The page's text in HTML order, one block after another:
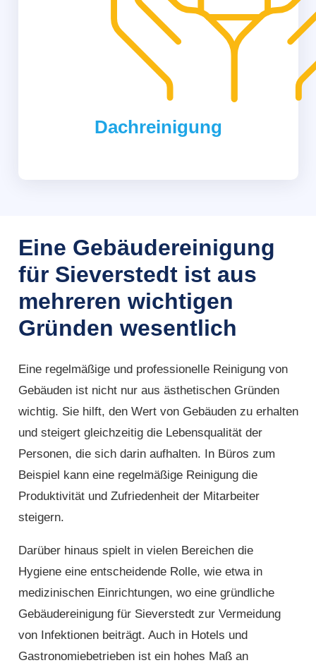
Dachreinigung
Eine Gebäudereinigung
für Sieverstedt ist aus
mehreren wichtigen
Gründen wesentlich
Eine regelmäßige und professionelle Reinigung von
Gebäuden ist nicht nur aus ästhetischen Gründen
wichtig. Sie hilft, den Wert von Gebäuden zu erhalten
und steigert gleichzeitig die Lebensqualität der
Personen, die sich darin aufhalten. In Büros zum
Beispiel kann eine regelmäßige Reinigung die
Produktivität und Zufriedenheit der Mitarbeiter
steigern.
Darüber hinaus spielt in vielen Bereichen die
Hygiene eine entscheidende Rolle, wie etwa in
medizinischen Einrichtungen, wo eine gründliche
Gebäudereinigung für Sieverstedt zur Vermeidung
von Infektionen beiträgt. Auch in Hotels und
Gastronomiebetrieben ist ein hohes Maß an